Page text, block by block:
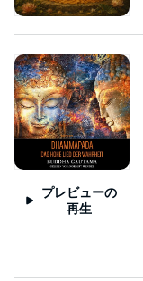
プレビューの
再生